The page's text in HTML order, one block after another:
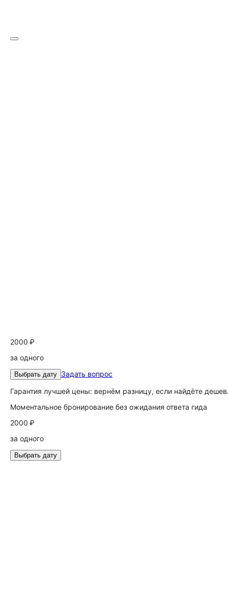
2000 ₽
за одного
Выбрать дату Задать вопрос
Гарантия лучшей цены: вернём разницу, если найдёте
Моментальное бронирование без ожидания ответа гида
2000 ₽
за одного
Выбрать дату